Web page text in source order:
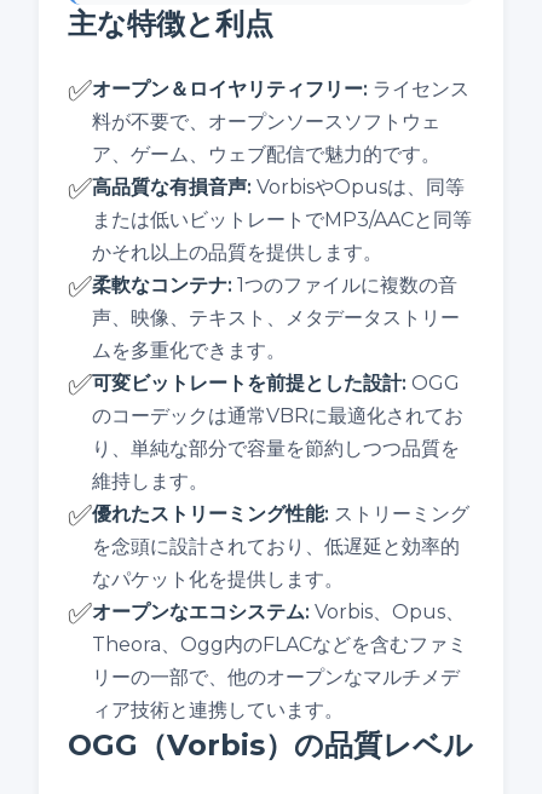
主な特徴と利点
✅オープン＆ロイヤリティフリー: ライセンス
料が不要で、オープンソースソフトウェ
ア、ゲーム、ウェブ配信で魅力的です。
✅高品質な有損音声: VorbisやOpusは、同等
または低いビットレートでMP3/AACと同等
かそれ以上の品質を提供します。
✅柔軟なコンテナ: 1つのファイルに複数の音
声、映像、テキスト、メタデータストリー
ムを多重化できます。
✅可変ビットレートを前提とした設計: OGG
のコーデックは通常VBRに最適化されてお
り、単純な部分で容量を節約しつつ品質を
維持します。
✅優れたストリーミング性能: ストリーミング
を念頭に設計されており、低遅延と効率的
なパケット化を提供します。
✅オープンなエコシステム: Vorbis、Opus、
Theora、Ogg内のFLACなどを含むファミ
リーの一部で、他のオープンなマルチメデ
ィア技術と連携しています。
OGG（Vorbis）の品質レベル